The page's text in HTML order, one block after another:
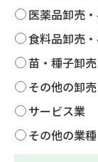
医薬品卸売
食料品卸売
苗・種子卸
その他の卸
サービス業
その他の業種